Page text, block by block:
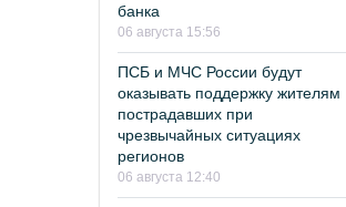
банка
06 августа 15:56
ПСБ и МЧС России будут
оказывать поддержку жителям
пострадавших при
чрезвычайных ситуациях
регионов
06 августа 12:40